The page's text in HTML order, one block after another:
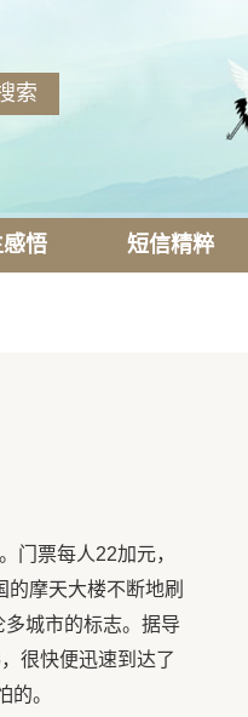
悟 短信精粹
门票每人22加元，
摩天大楼不断地刷
城市的标志。据导
很快便迅速到达了
。